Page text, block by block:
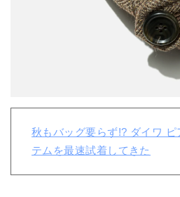
秋もバッグ要らず!? ダイワ ピ
テムを最速試着してきた